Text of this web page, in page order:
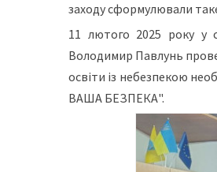
заходу сформулювали
11 лютого 2025 року у
Володимир Павлунь
освіти із небезпекою
ВАША БЕЗПЕКА".